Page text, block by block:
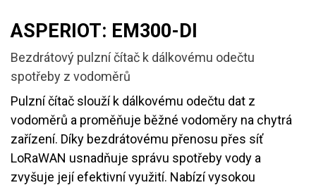
ASPERIOT: EM300-DI
Bezdrátový pulzní čítač k dálkovému odečtu
spotřeby z vodoměrů
Pulzní čítač slouží k dálkovému odečtu dat z
vodoměrů a proměňuje běžné vodoměry na chytrá
zařízení. Díky bezdrátovému přenosu přes síť
LoRaWAN usnadňuje správu spotřeby vody a
zvyšuje její efektivní využití. Nabízí vysokou